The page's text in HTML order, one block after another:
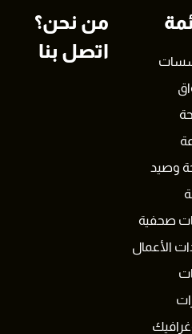
وصيد
صحفية
الأعمال
من نحن؟
اتصل بنا